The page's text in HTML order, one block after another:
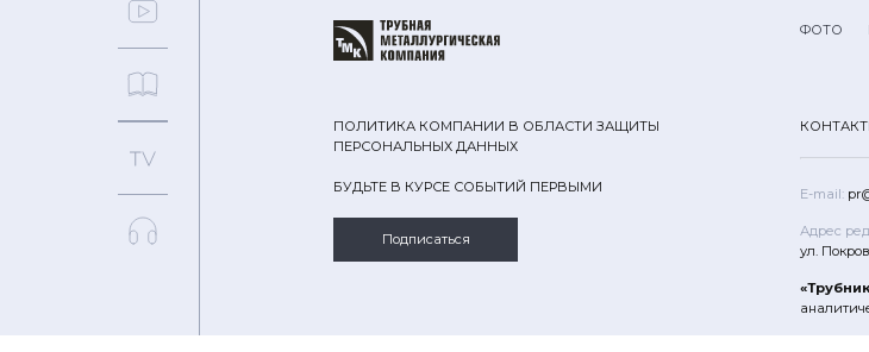
ФОТО
ПОЛИТИКА КОМПАНИИ В ОБЛАСТИ ЗАЩИТЫ
ПЕРСОНАЛЬНЫХ ДАННЫХ
БУДЬТЕ В КУРСЕ СОБЫТИЙ ПЕРВЫМИ
Подписаться
E-mail:
Адрес
ул.